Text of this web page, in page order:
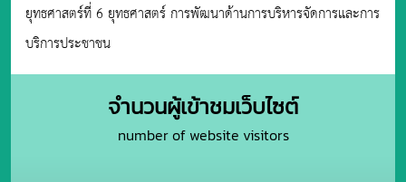
ยุทธศาสตร์ที่ 6 ยุทธศาสตร์ การพัฒนาด้านการบริหารจัดการและการ
บริการประชาชน
จำนวนผู้เข้าชมเว็บไซต์
number of website visitors